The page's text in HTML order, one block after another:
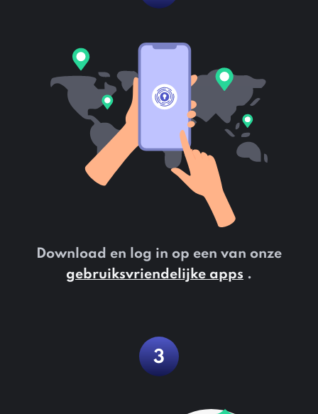
Download en log in op een van onze
gebruiksvriendelijke apps .
3